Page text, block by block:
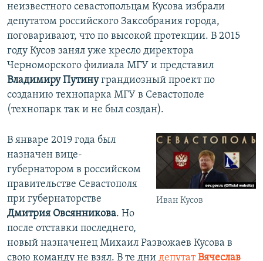
неизвестного севастопольцам Кусова избрали
депутатом российского Заксобрания города,
поговаривают, что по высокой протекции. В 2015
году Кусов занял уже кресло директора
Черноморского филиала МГУ и представил
Владимиру Путинуграндиозный проект по
созданию технопарка МГУ в Севастополе
(технопарк так и не был создан).
Иван Кусов
В январе 2019 года был
назначен вице-
губернатором в российском
правительстве Севастополя
при губернаторстве
Дмитрия Овсянникова. Но
после отставки последнего,
новый назначенец Михаил Развожаев Кусова в
свою команду не взял. В те дни депутатВячеслав